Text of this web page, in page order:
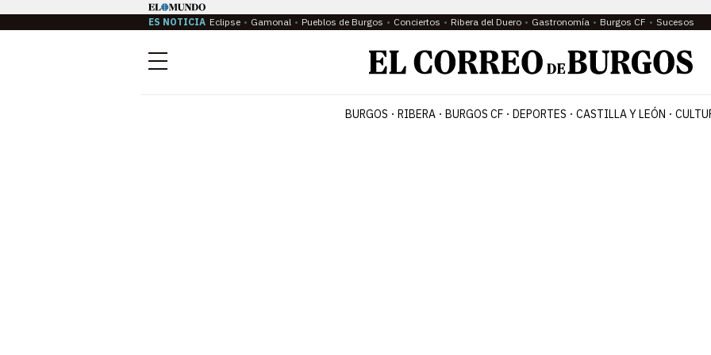
ES NOTICIA Eclipse Gamonal Pueblos de Burgos Conciertos Ribera del Duero Gastronomía Burgos CF Sucesos
Menú
BURGOS RIBERA BURGOS CF DEPORTES CASTILLA Y LEÓN